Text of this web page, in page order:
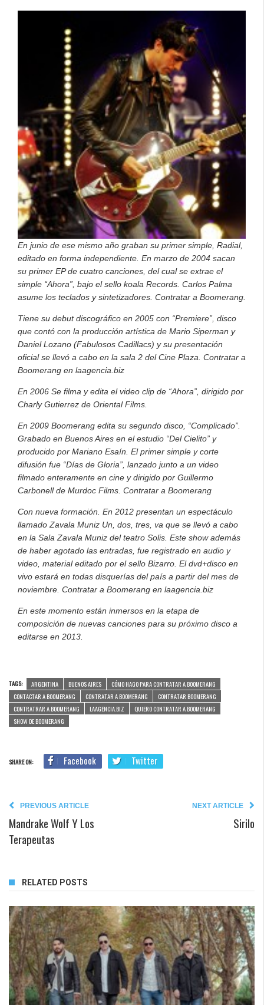
En junio de ese mismo año graban su primer simple, Radial,
editado en forma independiente. En marzo de 2004 sacan
su primer EP de cuatro canciones, del cual se extrae el
simple “Ahora”, bajo el sello koala Records. Carlos Palma
asume los teclados y sintetizadores. Contratar a Boomerang.
Tiene su debut discográfico en 2005 con “Premiere”, disco
que contó con la producción artística de Mario Siperman y
Daniel Lozano (Fabulosos Cadillacs) y su presentación
oficial se llevó a cabo en la sala 2 del Cine Plaza. Contratar a
Boomerang en laagencia.biz
En 2006 Se filma y edita el video clip de “Ahora”, dirigido por
Charly Gutierrez de Oriental Films.
En 2009 Boomerang edita su segundo disco, “Complicado”.
Grabado en Buenos Aires en el estudio “Del Cielito” y
producido por Mariano Esaín. El primer simple y corte
difusión fue “Días de Gloria”, lanzado junto a un video
filmado enteramente en cine y dirigido por Guillermo
Carbonell de Murdoc Films. Contratar a Boomerang
Con nueva formación. En 2012 presentan un espectáculo
llamado Zavala Muniz Un, dos, tres, va que se llevó a cabo
en la Sala Zavala Muniz del teatro Solis. Este show además
de haber agotado las entradas, fue registrado en audio y
video, material editado por el sello Bizarro. El dvd+disco en
vivo estará en todas disquerías del país a partir del mes de
noviembre. Contratar a Boomerang en laagencia.biz
En este momento están inmersos en la etapa de
composición de nuevas canciones para su próximo disco a
editarse en 2013.
TAGS: ARGENTINA BUENOS AIRES
CÓMO HAGO PARA CONTRATAR A BOOMERANG
CONTACTAR A BOOMERANG
CONTRATAR A BOOMERANG
CONTRATAR BOOMERANG
CONTRATRAR A BOOMERANG
LAAGENCIA.BIZ
QUIERO CONTRATAR A BOOMERANG
SHOW DE BOOMERANG
SHARE ON: Facebook Twitter
PREVIOUS ARTICLE
Mandrake Wolf Y Los
Terapeutas
NEXT ARTICLE
Sirilo
RELATED POSTS